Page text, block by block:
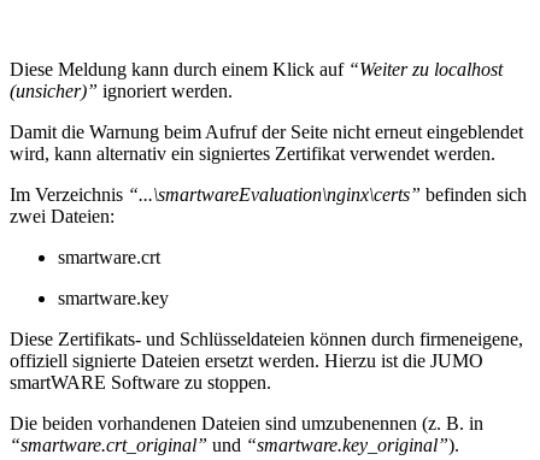
Diese Meldung kann durch einem Klick auf “Weiter zu localhost
(unsicher)” ignoriert werden.
Damit die Warnung beim Aufruf der Seite nicht erneut eingeblendet
wird, kann alternativ ein signiertes Zertifikat verwendet werden.
Im Verzeichnis “...\smartwareEvaluation\nginx\certs” befinden sich
zwei Dateien:
smartware.crt
smartware.key
Diese Zertifikats- und Schlüsseldateien können durch firmeneigene,
offiziell signierte Dateien ersetzt werden. Hierzu ist die JUMO
smartWARE Software zu stoppen.
Die beiden vorhandenen Dateien sind umzubenennen (z. B. in
“smartware.crt_original” und “smartware.key_original”).